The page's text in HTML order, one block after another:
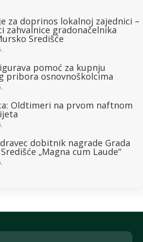
za doprinos lokalnoj zajednici –
zahvalnice gradonačelnika
Središće
pomoć za kupnju
pribora osnovnoškolcima
Oldtimeri na prvom naftnom
dobitnik nagrade Grada
„Magna cum Laude“